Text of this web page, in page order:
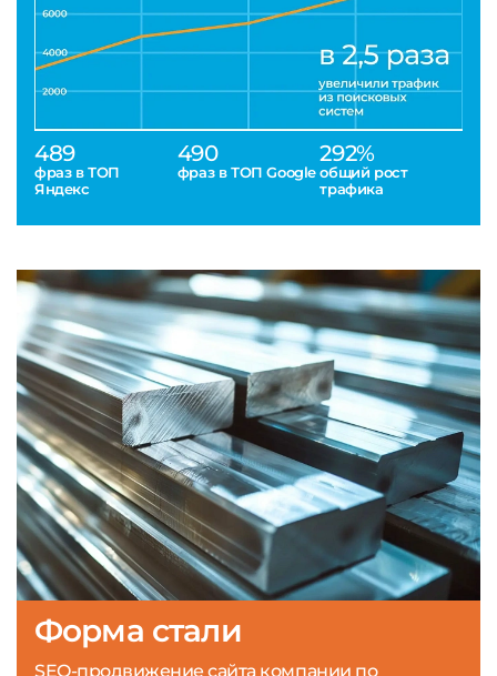
489
фраз в ТОП
Яндекс
490
фраз в ТОП Google
292%
общий рост
трафика
Форма стали
SEO-продвижение сайта компании по